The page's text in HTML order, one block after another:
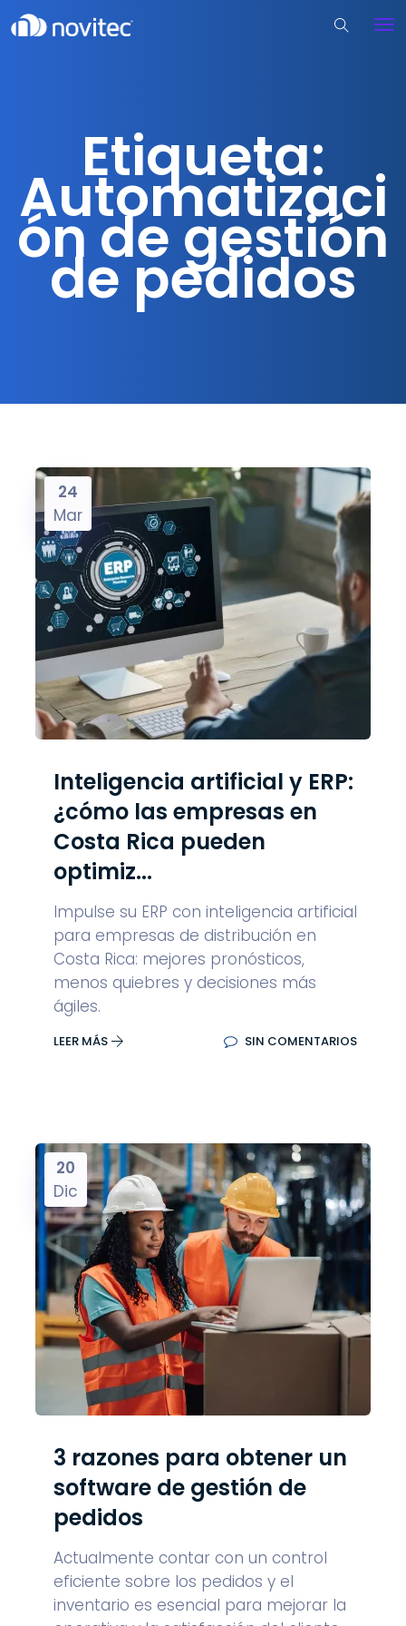
Etiqueta:
Automatizaci
ón de gestión
de pedidos
24
Mar
Inteligencia artificial y ERP:
¿cómo las empresas en
Costa Rica pueden
optimiz...
Impulse su ERP con inteligencia artificial
para empresas de distribución en
Costa Rica: mejores pronósticos,
menos quiebres y decisiones más
ágiles.
LEER MÁS SIN COMENTARIOS
20
Dic
3 razones para obtener un
software de gestión de
pedidos
Actualmente contar con un control
eficiente sobre los pedidos y el
inventario es esencial para mejorar la